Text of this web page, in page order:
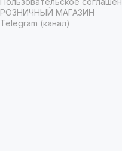
РОЗНИЧНЫЙ МАГАЗИН
Telegram (канал)